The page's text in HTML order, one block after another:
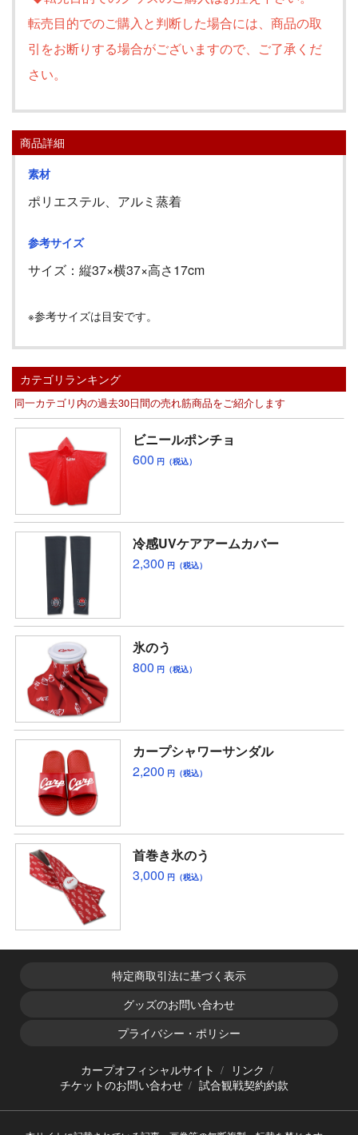
転売目的でのご購入と判断した場合には、商品の取
引をお断りする場合がございますので、ご了承くだ
さい。
商品詳細
素材
ポリエステル、アルミ蒸着
参考サイズ
サイズ：縦37×横37×高さ17cm
※参考サイズは目安です。
カテゴリランキング
同一カテゴリ内の過去30日間の売れ筋商品をご紹介します
ビニールポンチョ
600 円（税込）
冷感UVケアアームカバー
2,300 円（税込）
氷のう
800 円（税込）
カープシャワーサンダル
2,200 円（税込）
首巻き氷のう
3,000 円（税込）
特定商取引法に基づく表示
グッズのお問い合わせ
プライバシー・ポリシー
カープオフィシャルサイト
リンク
チケットのお問い合わせ
試合観戦契約約款